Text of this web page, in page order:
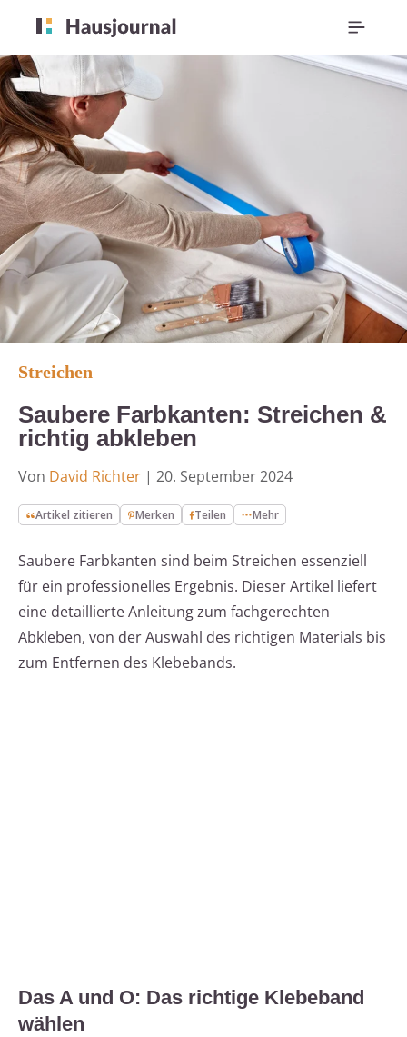
Streichen
Saubere Farbkanten: Streichen &
richtig abkleben
Von David Richter | 20. September 2024
Artikel zitieren Merken Teilen Mehr
Saubere Farbkanten sind beim Streichen essenziell
für ein professionelles Ergebnis. Dieser Artikel liefert
eine detaillierte Anleitung zum fachgerechten
Abkleben, von der Auswahl des richtigen Materials bis
zum Entfernen des Klebebands.
Das A und O: Das richtige Klebeband
wählen